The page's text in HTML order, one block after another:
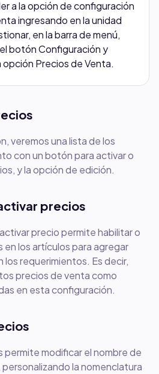
a la opción de configuración
ingresando en la unidad
en la barra de menú,
botón Configuración y
Precios de Venta.
veremos una lista de los
con un botón para activar o
y la opción de edición.
precios
precio permite habilitar o
en los artículos para agregar
requerimientos. Es decir,
precios de venta como
en esta configuración.
permite modificar el nombre de
la nomenclatura